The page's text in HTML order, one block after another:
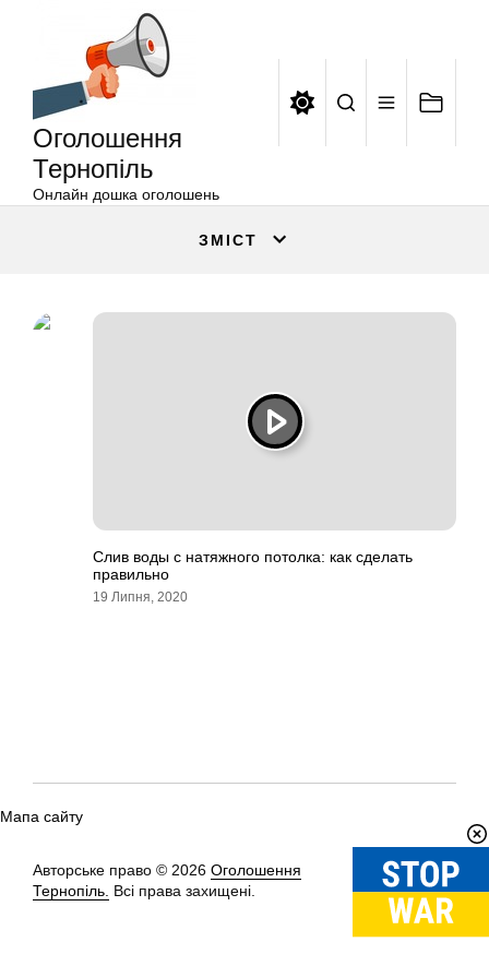
Оголошення
Тернопіль
Онлайн дошка оголошень
ЗМІСТ
Слив воды с натяжного потолка: как сделать
правильно
19 Липня, 2020
Мапа сайту
Авторське право © 2026 Оголошення
Тернопіль. Всі права захищені.
Вгору↑